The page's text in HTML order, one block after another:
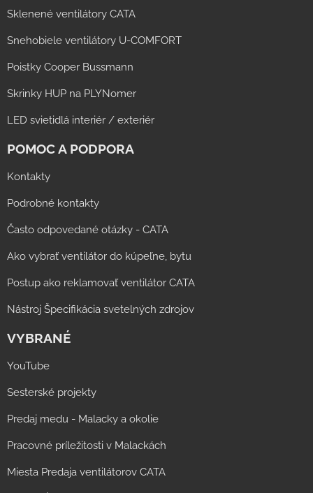
Sklenené ventilátory CATA
Snehobiele ventilátory U-COMFORT
Poistky Cooper Bussmann
Skrinky HUP na PLYNomer
LED svietidlá interiér / exteriér
POMOC A PODPORA
Kontakty
Podrobné kontakty
Často odpovedané otázky - CATA
Ako vybrať ventilátor do kúpeľne, bytu
Postup ako reklamovať ventilátor CATA
Nástroj Špecifikácia svetelných zdrojov
VYBRANÉ
YouTube
Sesterské projekty
Predaj medu - Malacky a okolie
Pracovné príležitosti v Malackách
Miesta Predaja ventilátorov CATA